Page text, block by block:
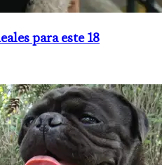
para este 18